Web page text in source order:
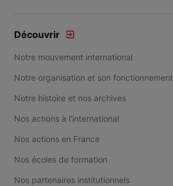
Découvrir
Notre mouvement international
Notre organisation et son fonctionnement
Notre histoire et nos archives
Nos actions à l'international
Nos actions en France
Nos écoles de formation
Nos partenaires institutionnels